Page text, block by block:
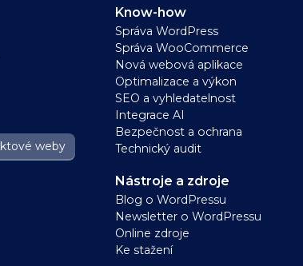
weby
Know-how
Správa WordPress
Správa WooCommerce
Nová webová aplikace
Optimalizace a výkon
SEO a vyhledatelnost
Integrace AI
Bezpečnost a ochrana
Technický audit
Nástroje a zdroje
Blog o WordPressu
Newsletter o WordPressu
Online zdroje
Ke stažení